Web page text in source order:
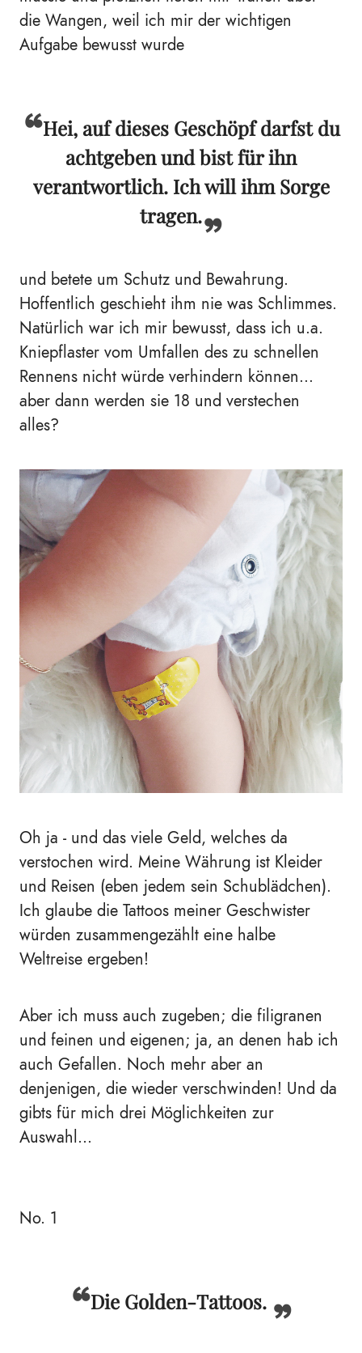
die Wangen, weil ich mir der wichtigen
Aufgabe bewusst wurde
Hei, auf dieses Geschöpf darfst du
achtgeben und bist für ihn
verantwortlich. Ich will ihm Sorge
tragen.
und betete um Schutz und Bewahrung.
Hoffentlich geschieht ihm nie was Schlimmes.
Natürlich war ich mir bewusst, dass ich u.a.
Kniepflaster vom Umfallen des zu schnellen
Rennens nicht würde verhindern können...
aber dann werden sie 18 und verstechen
alles?
Oh ja - und das viele Geld, welches da
verstochen wird. Meine Währung ist Kleider
und Reisen (eben jedem sein Schublädchen).
Ich glaube die Tattoos meiner Geschwister
würden zusammengezählt eine halbe
Weltreise ergeben!
Aber ich muss auch zugeben; die filigranen
und feinen und eigenen; ja, an denen hab ich
auch Gefallen. Noch mehr aber an
denjenigen, die wieder verschwinden! Und da
gibts für mich drei Möglichkeiten zur
Auswahl...
No. 1
Die Golden-Tattoos.